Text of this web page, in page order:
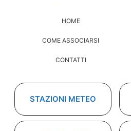
HOME
COME ASSOCIARSI
CONTATTI
STAZIONI METEO